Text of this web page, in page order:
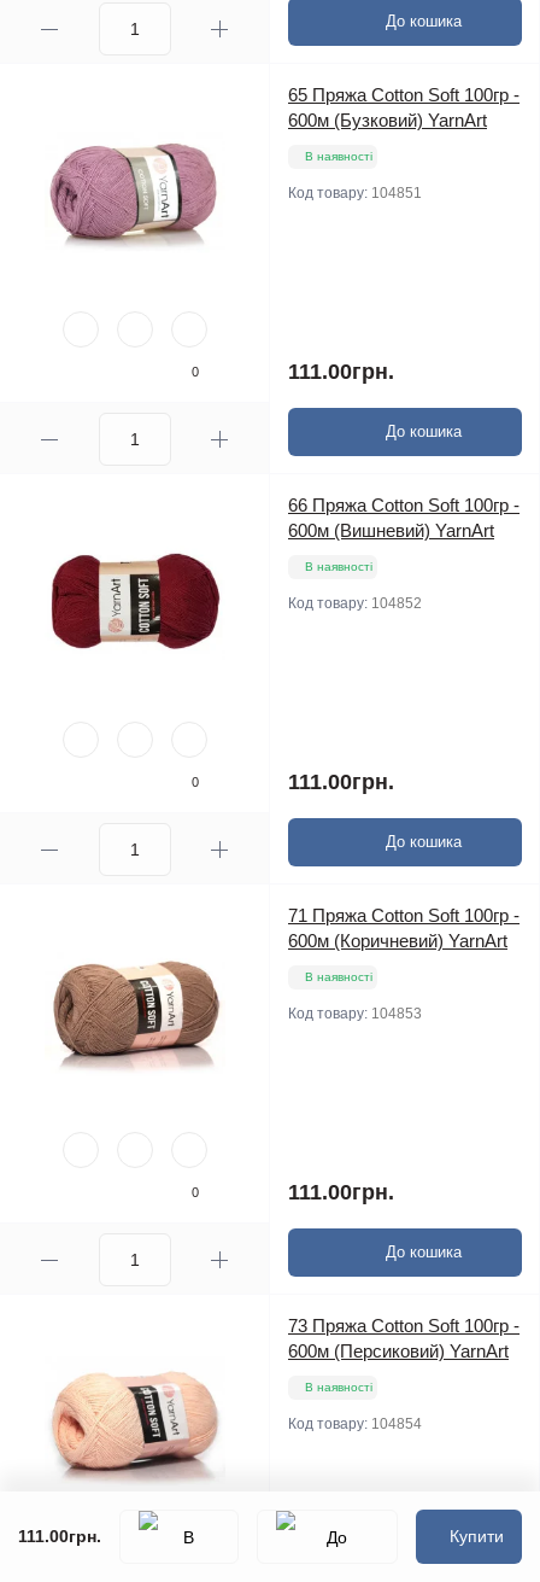
111.00грн. Купити
До кошика
0
65 Пряжа Cotton Soft 100гр -
600м (Бузковий) YarnArt
В наявності
Код товару: 104851
111.00грн.
До кошика
0
66 Пряжа Cotton Soft 100гр -
600м (Вишневий) YarnArt
В наявності
Код товару: 104852
111.00грн.
До кошика
0
71 Пряжа Cotton Soft 100гр -
600м (Коричневий) YarnArt
В наявності
Код товару: 104853
111.00грн.
До кошика
73 Пряжа Cotton Soft 100гр -
600м (Персиковий) YarnArt
В наявності
Код товару: 104854